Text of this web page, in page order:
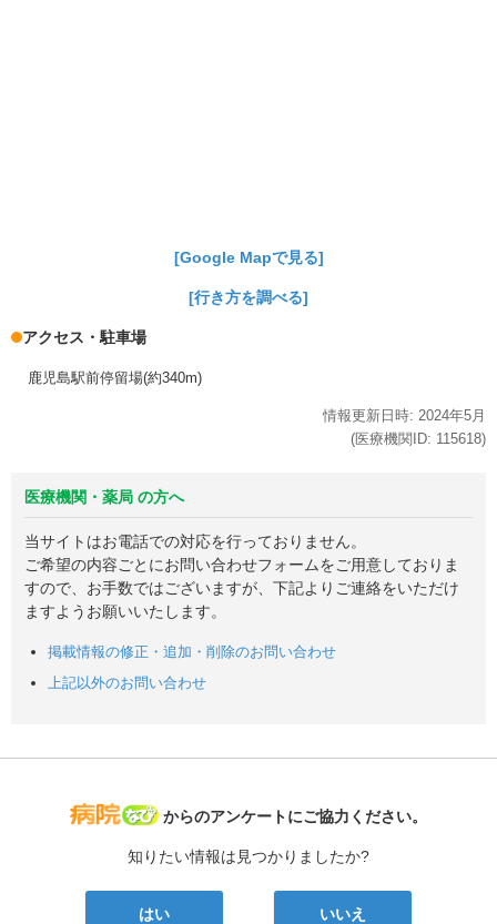
[Google Mapで見る]
[行き方を調べる]
アクセス・駐車場
鹿児島駅前停留場(約340m)
情報更新日時: 2024年5月
(医療機関ID: 115618)
医療機関・薬局 の方へ
当サイトはお電話での対応を行っておりません。
ご希望の内容ごとにお問い合わせフォームをご用意しておりま
すので、お手数ではございますが、下記よりご連絡をいただけ
ますようお願いいたします。
掲載情報の修正・追加・削除のお問い合わせ
上記以外のお問い合わせ
病院なび
からのアンケートにご協力ください。
知りたい情報は見つかりましたか?
はい いいえ